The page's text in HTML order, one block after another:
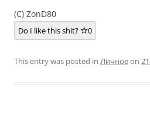
(C) ZonD80
Do I like this shit? 0
This entry was posted in Личноеon